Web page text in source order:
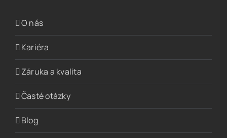
O nás
Kariéra
Záruka a kvalita
Časté otázky
Blog